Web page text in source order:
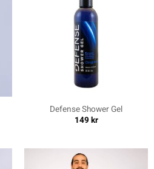
Defense Shower Gel
149kr